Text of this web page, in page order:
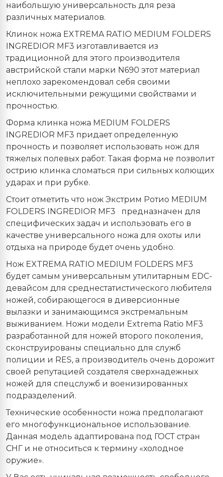
наибольшую универсальность для реза
различных материалов.
Клинок ножа EXTREMA RATIO MEDIUM FOLDERS
INGREDIOR MF3 изготавливается из
традиционной для этого производителя
австрийской стали марки N690 этот материал
неплохо зарекомендовал себя своими
исключительными режущими свойствами и
прочностью.
Форма клинка ножа MEDIUM FOLDERS
INGREDIOR MF3 придает определенную
прочность и позволяет использовать нож для
тяжелых полевых работ. Такая форма не позволит
острию клинка сломаться при сильных колющих
ударах и при рубке.
Стоит отметить что нож Экстрим Ротио MEDIUM
FOLDERS INGREDIOR MF3
предназначен для
специфических задач и использовать его в
качестве универсального ножа для охоты или
отдыха на природе будет очень удобно.
Нож EXTREMA RATIO MEDIUM FOLDERS MF3
будет самым универсальным утилитарным EDC-
девайсом для среднестатистического любителя
ножей, собирающегося в диверсионные
вылазки и занимающимся экстремальным
выживанием. Ножи модели Extrema Ratio MF3
разработанной для ножей второго поколения,
сконструированы специально для служб
полиции и RES, а производитель очень дорожит
своей репутацией создателя сверхнадежных
ножей для спецслужб и военизированных
подразделений.
Технические особенности ножа предполагают
его многофункциональное использование.
Данная модель адаптирована под ГОСТ стран
СНГ и не относиться к термину «холодное
оружие».